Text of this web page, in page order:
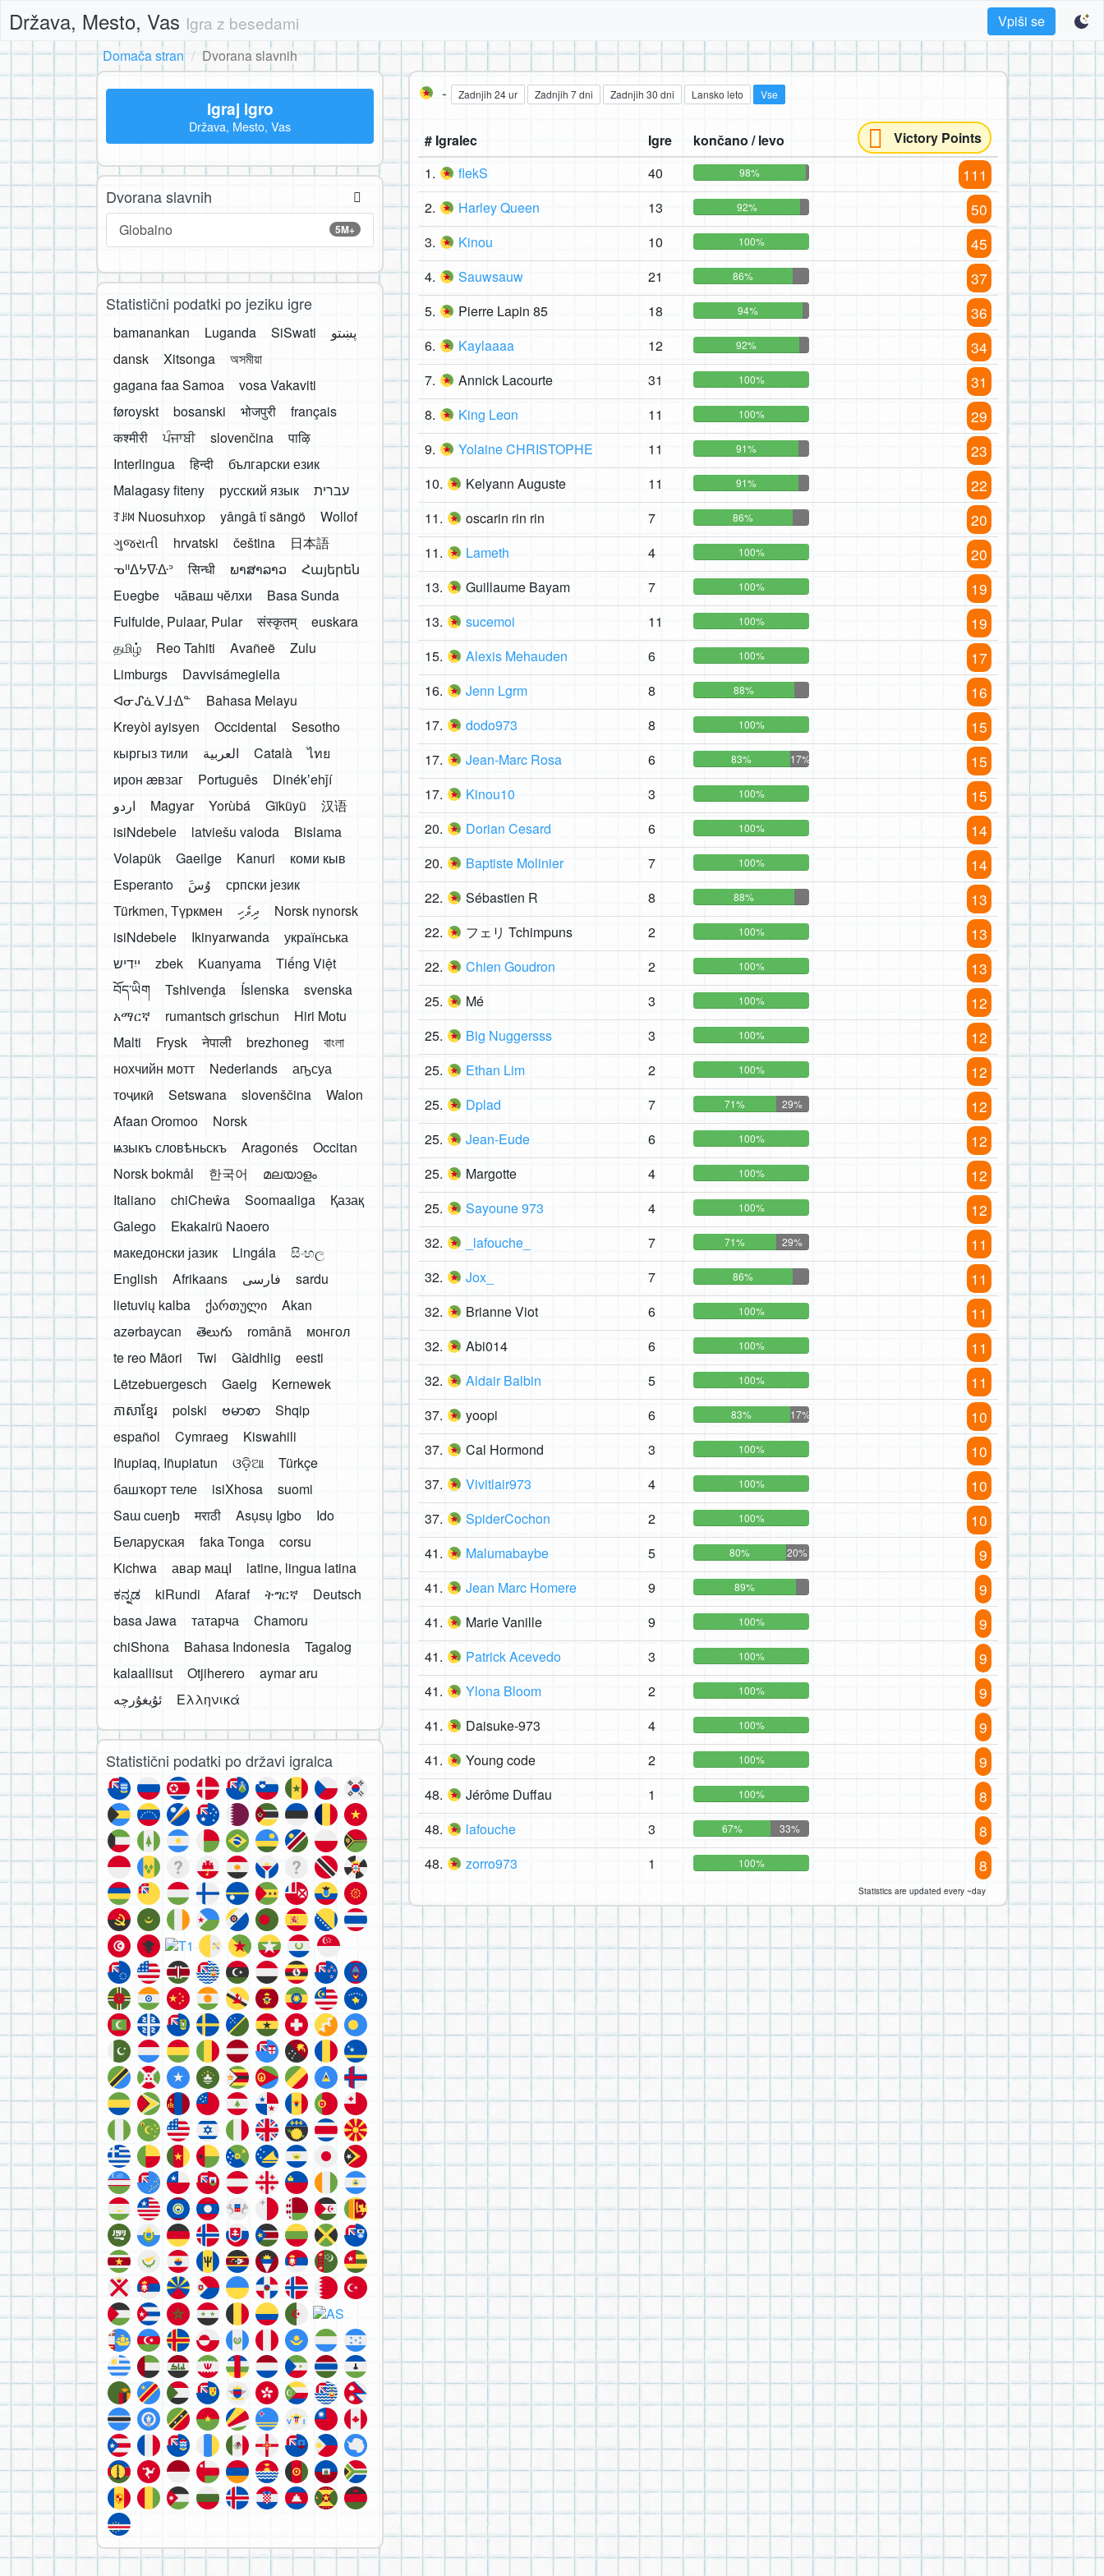
Država, Mesto, Vas Igra z besedami
Vpiši se
Domača stran
Dvorana slavnih
- Zadnjih 24 ur Zadnjih 7 dni Zadnjih 30 dni Lansko leto Vse
# Igralec Igre končano / levo
Victory Points
1.
flekS 40 98% 111
2. Harley Queen 13 92% 50
3. Kinou 10 100% 45
4. Sauwsauw 21 86% 37
5. Pierre Lapin 85 18 94% 36
6. Kaylaaaa 12 92% 34
7. Annick Lacourte 31 100% 31
8. King Leon 11 100% 29
9. Yolaine CHRISTOPHE 11 91% 23
10. Kelyann Auguste 11 91% 22
11. oscarin rin rin 7 86% 20
11. Lameth 4 100% 20
13. Guillaume Bayam 7 100% 19
13. sucemoi 11 100% 19
15. Alexis Mehauden 6 100% 17
16. Jenn Lgrm 8 88% 16
17. dodo973 8 100% 15
17. Jean-Marc Rosa 6 83% 17% 15
17. Kinou10 3 100% 15
20. Dorian Cesard 6 100% 14
20. Baptiste Molinier 7 100% 14
22. Sébastien R 8 88% 13
22. フェリ Tchimpuns 2 100% 13
22. Chien Goudron 2 100% 13
25. Mé 3 100% 12
25. Big Nuggersss 3 100% 12
25. Ethan Lim 2 100% 12
25. Dplad 7 71% 29% 12
25. Jean-Eude 6 100% 12
25. Margotte 4 100% 12
25. Sayoune 973 4 100% 12
32. _lafouche_ 7 71% 29% 11
32. Jox_ 7 86% 11
32. Brianne Viot 6 100% 11
32. Abi014 6 100% 11
32. Aldair Balbin 5 100% 11
37. yoopi 6 83% 17% 10
37. Cal Hormond 3 100% 10
37. Vivitlair973 4 100% 10
37. SpiderCochon 2 100% 10
41. Malumabaybe 5 80% 20% 9
41. Jean Marc Homere 9 89% 9
41. Marie Vanille 9 100% 9
41. Patrick Acevedo 3 100% 9
41. Ylona Bloom 2 100% 9
41. Daisuke-973 4 100% 9
41. Young code 2 100% 9
48. Jérôme Duffau 1 100% 8
48. lafouche 3 67% 33% 8
48. zorro973 1 100% 8
Statistics are updated every ~day
Igraj igro
Država, Mesto, Vas
Dvorana slavnih
5M+
Globalno
Statistični podatki po jeziku igre
bamanankan Luganda SiSwati
پښتو
dansk
Xitsonga
অসমীয়া
gagana faa Samoa
vosa Vakaviti
føroyskt
bosanski भोजपुरी
français
कश्मीरी
ਪੰਜਾਬੀ slovenčina
पाऴि
Interlingua
हिन्दी
български език
Malagasy fiteny
русский язык
עברית
ꆈꌠ꒿ Nuosuhxop
yângâ tî sängö
Wollof
ગુજરાતી
hrvatski čeština
日本語
ᓀᐦᐃᔭᐍᐏᐣ
सिन्धी ພາສາລາວ
Հայերեն
Eʋegbe
чӑваш чӗлхи
Basa Sunda
Fulfulde, Pulaar, Pular
संस्कृतम्
euskara
தமிழ்
Reo Tahiti Avañeẽ
Zulu
Limburgs
Davvisámegiella
ᐊᓂᔑᓈᐯᒧᐎᓐ
Bahasa Melayu
Kreyòl ayisyen
Occidental
Sesotho
кыргыз тили
العربية Català
ไทย
ирон æвзаг
Português
Dinékʼehǰí
اردو
Magyar Yorùbá Gĩkũyũ
汉语
isiNdebele
latviešu valoda
Bislama
Volapük
Gaeilge Kanuri
коми кыв
Esperanto
َوُسَ
српски језик
Türkmen, Түркмен
ދިވެހި
Norsk nynorsk
isiNdebele
Ikinyarwanda
українська
ייִדיש
zbek Kuanyama
Tiếng Việt
བོད་ཡིག
Tshivenḓa Íslenska
svenska
አማርኛ
rumantsch grischun
Hiri Motu
Malti
Frysk नेपाली brezhoneg
বাংলা
нохчийн мотт
Nederlands
аҧсуа
тоҷикӣ
Setswana slovenščina
Walon
Afaan Oromoo
Norsk
ѩзыкъ словѣньскъ
Aragonés
Occitan
Norsk bokmål
한국어
മലയാളം
Italiano
chiCheŵa Soomaaliga
Қазақ
Galego
Ekakairũ Naoero
македонски јазик
Lingála
සිංහල
English
Afrikaans فارسی
sardu
lietuvių kalba
ქართული
Akan
azərbaycan
తెలుగు română
монгол
te reo Māori
Twi Gàidhlig
eesti
Lëtzebuergesch
Gaelg
Kernewek
ភាសាខ្មែរ
polski ဗမာစာ
Shqip
español
Cymraeg
Kiswahili
Iñupiaq, Iñupiatun
ଓଡ଼ିଆ
Türkçe
башҡорт теле
isiXhosa
suomi
Saɯ cueŋƅ
मराठी Asụsụ Igbo
Ido
Беларуская
faka Tonga
corsu
Kichwa
авар мацӀ
latine, lingua latina
ಕನ್ನಡ
kiRundi Afaraf ትግርኛ
Deutsch
basa Jawa
татарча
Chamoru
chiShona
Bahasa Indonesia
Tagalog
kalaallisut
Otjiherero
aymar aru
Ελληνικά
Statistični podatki po državi igralca